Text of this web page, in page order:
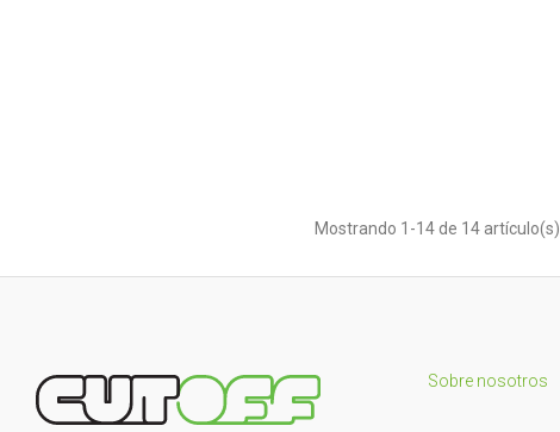
Mostrando 1-14 de 14 artículo(s)
Sobre nosotros